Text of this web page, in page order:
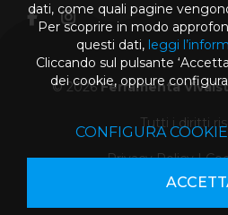
© 2026Ferramenta
Tutti i diritti
Privacy Policy|
dati, come quali pagine
Per scoprire in modo
questi dati, leggi
Cliccando sul pulsante
dei cookie, oppure
CONFIGURA